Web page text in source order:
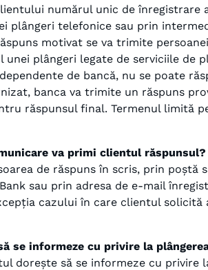
numărul unic de
plângeri telefonice sau prin
motivat se va trimite
plângeri legate de serviciile de
de bancă, nu se poate
banca va trimite un răspuns
răspunsul final. Termenul limită
va primi clientul răspunsul?
de răspuns în scris, prin
sau prin adresa de e-mail
cazului în care clientul
se informeze cu privire la
dorește să se informeze cu privire